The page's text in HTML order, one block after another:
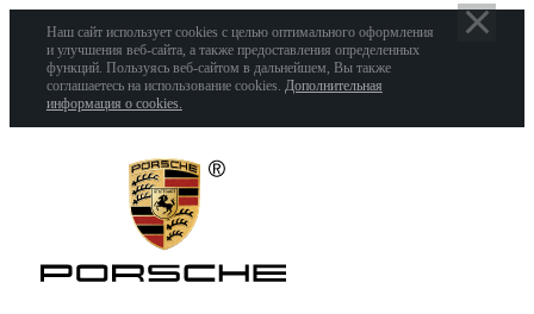
Наш сайт использует cookies с целью оптимального оформления
и улучшения веб-сайта, а также предоставления определенных
функций. Пользуясь веб-сайтом в дальнейшем, Вы также
соглашаетесь на использование cookies. Дополнительная
информация о cookies.